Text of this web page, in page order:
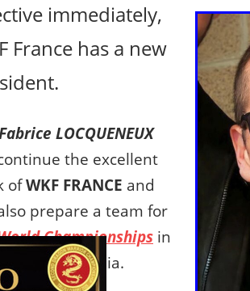
immediately,
France has a new
LOCQUENEUX
the excellent
ofWKF FRANCE and
prepare a team for
Championships in
Colombia.